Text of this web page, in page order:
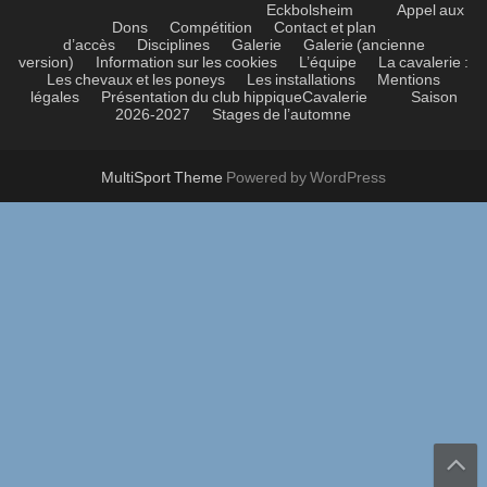
Eckbolsheim
Appel aux
Dons
Compétition
Contact et plan
d’accès
Disciplines Galerie
Galerie (ancienne
version)
Information sur les cookies L’équipe
La cavalerie :
Les chevaux et les poneys
Les installations
Mentions
légales
Présentation du club hippiqueCavalerie
Saison
2026-2027
Stages de l’automne
MultiSport Theme Powered by WordPress